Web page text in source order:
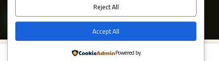
Reject All
Accept All
Powered by